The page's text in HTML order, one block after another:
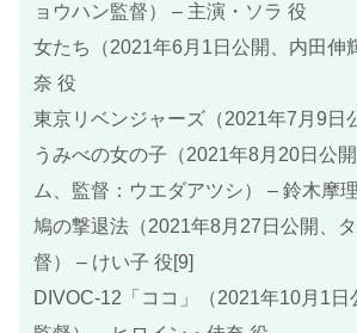
ョウハン監督） – 主演・ソラ 役
女たち（2021年6月1日公開、内田伸
奈 役
東京リベンジャーズ（2021年7月9日
うみべの女の子（2021年8月20日公
ム、監督：ウエダアツシ） – 鈴木摩
鳩の撃退法（2021年8月27日公開、
督） – けい子 役[9]
DIVOC-12「ココ」（2021年10月1日